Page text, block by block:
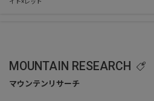
MOUNTAIN RESEARCH